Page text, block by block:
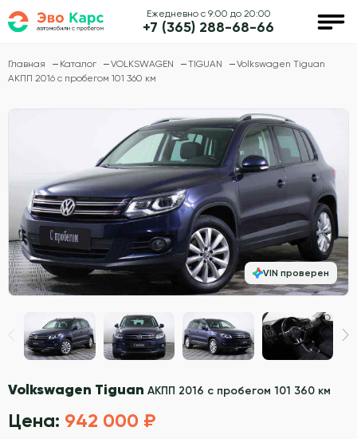
Ежедневно с 9:00 до 20:00
+7 (365) 288-68-66
Главная Каталог VOLKSWAGEN TIGUAN
Volkswagen Tiguan
АКПП 2016 с пробегом 101 360 км
Volkswagen Tiguan АКПП 2016 с пробегом 101 360 км
Цена: 942 000 ₽
VIN проверен